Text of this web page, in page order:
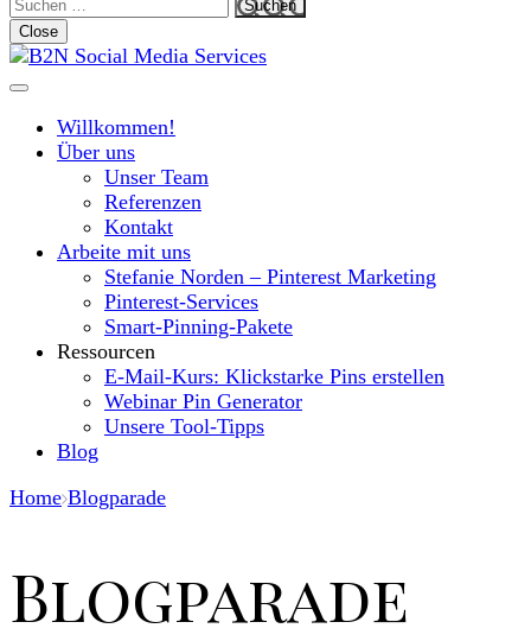
nach:
Close
B2N Social Media Services
Willkommen!
Über uns
Unser Team
Referenzen
Kontakt
Arbeite mit uns
Stefanie Norden – Pinterest Marketing
Pinterest-Services
Smart-Pinning-Pakete
Ressourcen
E-Mail-Kurs: Klickstarke Pins erstellen
Webinar Pin Generator
Unsere Tool-Tipps
Blog
Home Blogparade
Blogparade